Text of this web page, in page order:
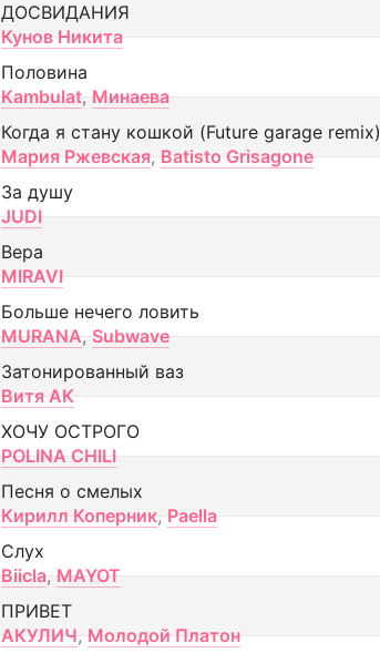
ДОСВИДАНИЯ
Кунов Никита
Половина
Kambulat, Минаева
Когда я стану кошкой (Future garage remix)
Мария Ржевская, Batisto Grisagone
За душу
JUDI
Вера
MIRAVI
Больше нечего ловить
MURANA, Subwave
Затонированный ваз
Витя АК
ХОЧУ ОСТРОГО
POLINA CHILI
Песня о смелых
Кирилл Коперник, Paella
Слух
Biicla, MAYOT
ПРИВЕТ
АКУЛИЧ, Молодой Платон